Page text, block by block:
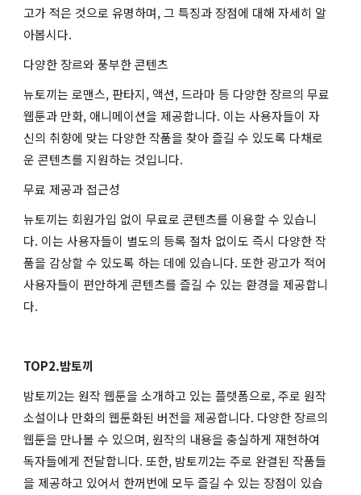
고가 적은 것으로 유명하며, 그 특징과 장점에 대해 자세히 알
아봅시다.
다양한 장르와 풍부한 콘텐츠
뉴토끼는 로맨스, 판타지, 액션, 드라마 등 다양한 장르의 무료
웹툰과 만화, 애니메이션을 제공합니다. 이는 사용자들이 자
신의 취향에 맞는 다양한 작품을 찾아 즐길 수 있도록 다채로
운 콘텐츠를 지원하는 것입니다.
무료 제공과 접근성
뉴토끼는 회원가입 없이 무료로 콘텐츠를 이용할 수 있습니
다. 이는 사용자들이 별도의 등록 절차 없이도 즉시 다양한 작
품을 감상할 수 있도록 하는 데에 있습니다. 또한 광고가 적어
사용자들이 편안하게 콘텐츠를 즐길 수 있는 환경을 제공합니
다.
TOP2.밤토끼
밤토끼2는 원작 웹툰을 소개하고 있는 플랫폼으로, 주로 원작
소설이나 만화의 웹툰화된 버전을 제공합니다. 다양한 장르의
웹툰을 만나볼 수 있으며, 원작의 내용을 충실하게 재현하여
독자들에게 전달합니다. 또한, 밤토끼2는 주로 완결된 작품들
을 제공하고 있어서 한꺼번에 모두 즐길 수 있는 장점이 있습